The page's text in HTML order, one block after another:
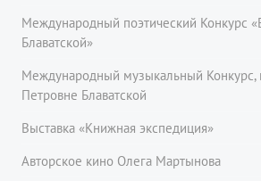
Международный поэтический Конкурс
Блаватской»
Международный музыкальный
Петровне Блаватской
Выставка «Книжная экспедиция»
Авторское кино Олега Мартынова